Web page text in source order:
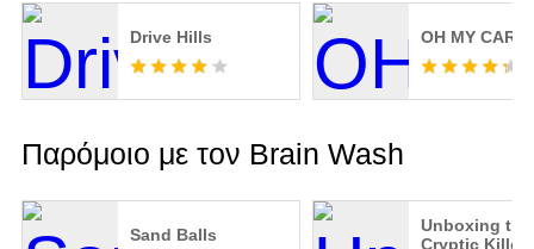
Drive Hills OH MY CAR!
Παρόμοιο με τον Brain Wash
Sand Balls
Unboxing the
Cryptic Killer